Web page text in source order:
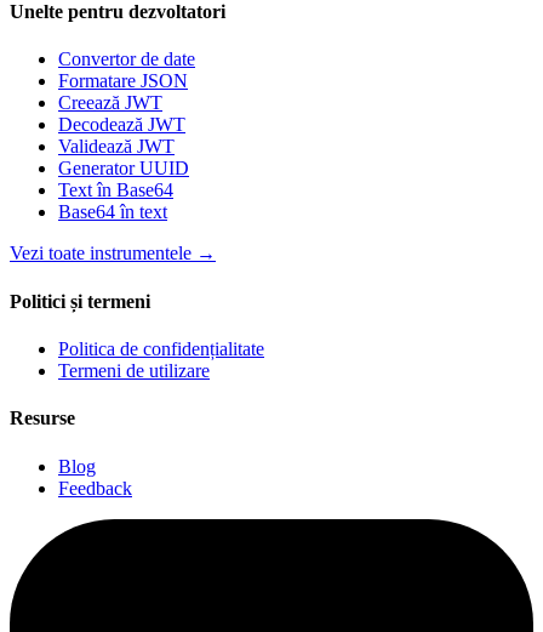
Unelte pentru dezvoltatori
Convertor de date
Formatare JSON
Creează JWT
Decodează JWT
Validează JWT
Generator UUID
Text în Base64
Base64 în text
Vezi toate instrumentele →
Politici și termeni
Politica de confidențialitate
Termeni de utilizare
Resurse
Blog
Feedback